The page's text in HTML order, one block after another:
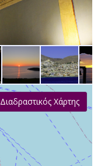
Διαδραστικός Χάρτης